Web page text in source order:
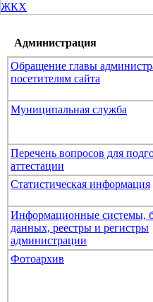
ЖКХ
Администрация
Обращение главы
посетителям сайта
Муниципальная служба
Перечень вопросов для
аттестации
Статистическая информация
Информационные системы,
данных, реестры и регистры
администрации
Фотоархив